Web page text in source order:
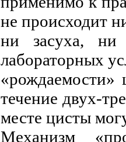
нe происходит
ни засуха,
лабораторных
«рождаемости»
течение двух-
месте цисты
Механизм